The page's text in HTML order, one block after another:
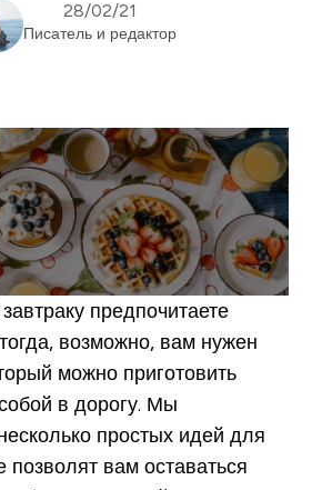
28/02/21
Писатель и редактор
предпочитаете
возможно, вам нужен
можно приготовить
в дорогу. Мы
простых идей для
позволят вам оставаться